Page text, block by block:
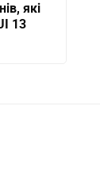
які
13